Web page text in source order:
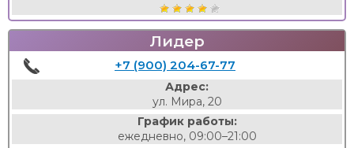
Лидер
+7 (900) 204-67-77
Адрес:
ул. Мира, 20
График работы:
ежедневно, 09:00–21:00